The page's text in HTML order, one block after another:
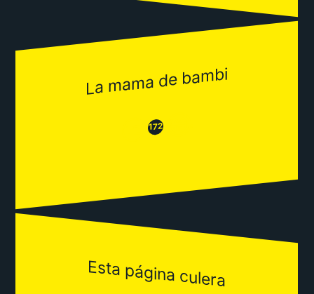
La mama de bambi
😒172😂
Esta página culera